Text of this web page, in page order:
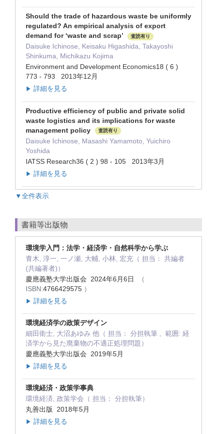
Should the trade of hazardous waste be uniformly
regulated? An empirical analysis of export
demand for ‘waste and scrap’
査読有り
Daisuke Ichinose, Keisaku Higashida, Takayoshi
Shinkuma, Michikazu Kojima
Environment and Development Economics18 ( 6 )
773 - 793 2013年12月
▶ 詳細を見る
Productive efficiency of public and private solid
waste logistics and its implications for waste
management policy
査読有り
Daisuke Ichinose, Masashi Yamamoto, Yuichiro
Yoshida
IATSS Research36 ( 2 ) 98 - 105 2013年3月
▶ 詳細を見る
▼全件表示
書籍等出版物
環境学入門：法学・経済学・自然科学から学ぶ
青木, 淳一, 一ノ瀬, 大輔, 小林, 宏充（ 担当： 共編者
(共編著者)）
慶應義塾大学出版会 2024年6月6日
（
ISBN:4766429575 ）
▶ 詳細を見る
環境経済学の政策デザイン
細田衛士, 大沼あゆみ 他（ 担当： 分担執筆 , 範囲: 経
済学から見た廃棄物の不適正処理問題）
慶應義塾大学出版会 2019年5月
▶ 詳細を見る
環境経済・政策学事典
環境経済, 政策学会（ 担当： 分担執筆）
丸善出版 2018年5月
▶ 詳細を見る